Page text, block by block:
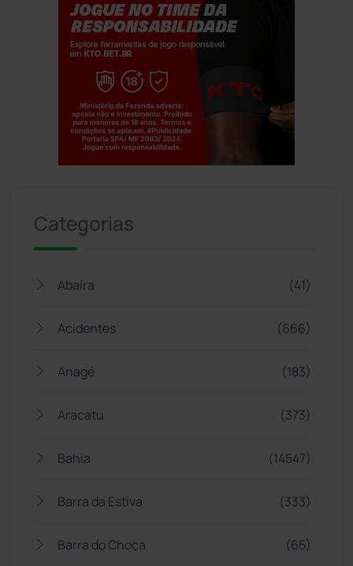
Categorias
Abaíra (41)
Acidentes (666)
Anagé (183)
Aracatu (373)
Bahia (14547)
Barra da Estiva (333)
Barra do Choça (65)